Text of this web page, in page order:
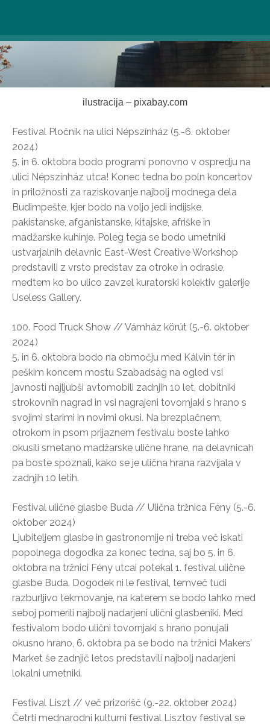
ilustracija – pixabay.com
Festival Pločnik na ulici Népszínház (5.-6. oktober
2024)
5. in 6. oktobra bodo programi ponovno v ospredju na
ulici Népszínház utca! Konec tedna bo poln koncertov
in priložnosti za raziskovanje najbolj modnega dela
Budimpešte, kjer bodo na voljo jedi indijske,
pakistanske, afganistanske, kitajske, afriške in
madžarske kuhinje. Poleg tega se bodo umetniki
ustvarjalnih delavnic East-West Creative Workshop
predstavili z vrsto predstav za otroke in odrasle,
medtem ko bo ulico zavzel kuratorski kolektiv galerije
Useless Gallery.
100. Food Truck Show // Vámház körút (5.-6. oktober
2024)
5. in 6. oktobra bodo na območju med Kálvin tér in
peškim koncem mostu Szabadság na ogled vsi
javnosti najljubši avtomobili zadnjih 10 let, dobitniki
strokovnih nagrad in vsi nagrajeni tovornjaki s hrano s
svojimi starimi in novimi okusi. Na brezplačnem,
otrokom in psom prijaznem festivalu boste lahko
okusili smetano madžarske ulične hrane, na delavnicah
pa boste spoznali, kako se je ulična hrana razvijala v
zadnjih 10 letih.
Festival ulične glasbe Buda // Ulična tržnica Fény (5.-6.
oktober 2024)
Ljubiteljem glasbe in gastronomije ni treba več iskati
popolnega dogodka za konec tedna, saj bo 5. in 6.
oktobra na tržnici Fény utcai potekal 1. festival ulične
glasbe Buda. Dogodek ni le festival, temveč tudi
razburljivo tekmovanje, na katerem se bodo lahko med
seboj pomerili najbolj nadarjeni ulični glasbeniki. Med
festivalom bodo ulični tovornjaki s hrano ponujali
okusno hrano, 6. oktobra pa se bodo na tržnici Makers’
Market še zadnjič letos predstavili najbolj nadarjeni
lokalni umetniki.
Festival Liszt // več prizorišč (9.-22. oktober 2024)
Četrti mednarodni kulturni festival Lisztov festival se